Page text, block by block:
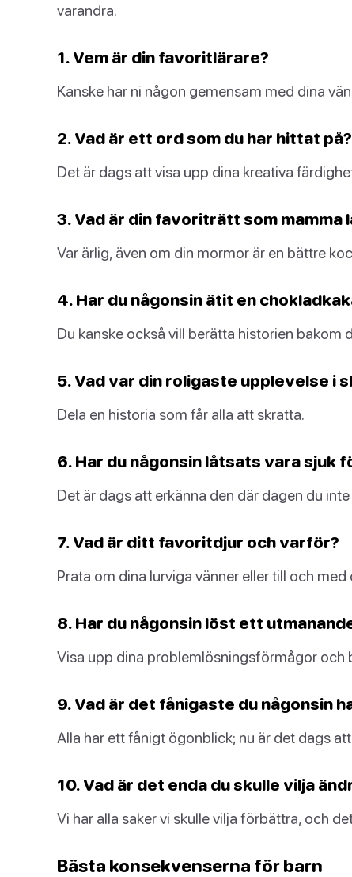
varandra.
1. Vem är din favoritlärare?
Kanske har ni någon gemensam med dina
2. Vad är ett ord som du har hittat på?
Det är dags att visa upp dina kreativa
3. Vad är din favoriträtt som mamma
Var ärlig, även om din mormor är en bättre
4. Har du någonsin ätit en
Du kanske också vill berätta historien bakom
5. Vad var din roligaste upplevelse i
Dela en historia som får alla att skratta.
6. Har du någonsin låtsats vara sjuk
Det är dags att erkänna den där dagen du
7. Vad är ditt favoritdjur och varför?
Prata om dina lurviga vänner eller till och
8. Har du någonsin löst ett
Visa upp dina problemlösningsförmågor och
9. Vad är det fånigaste du någonsin
Alla har ett fånigt ögonblick; nu är det dags
10. Vad är det enda du skulle vilja
Vi har alla saker vi skulle vilja förbättra, och
Bästa konsekvenserna för barn